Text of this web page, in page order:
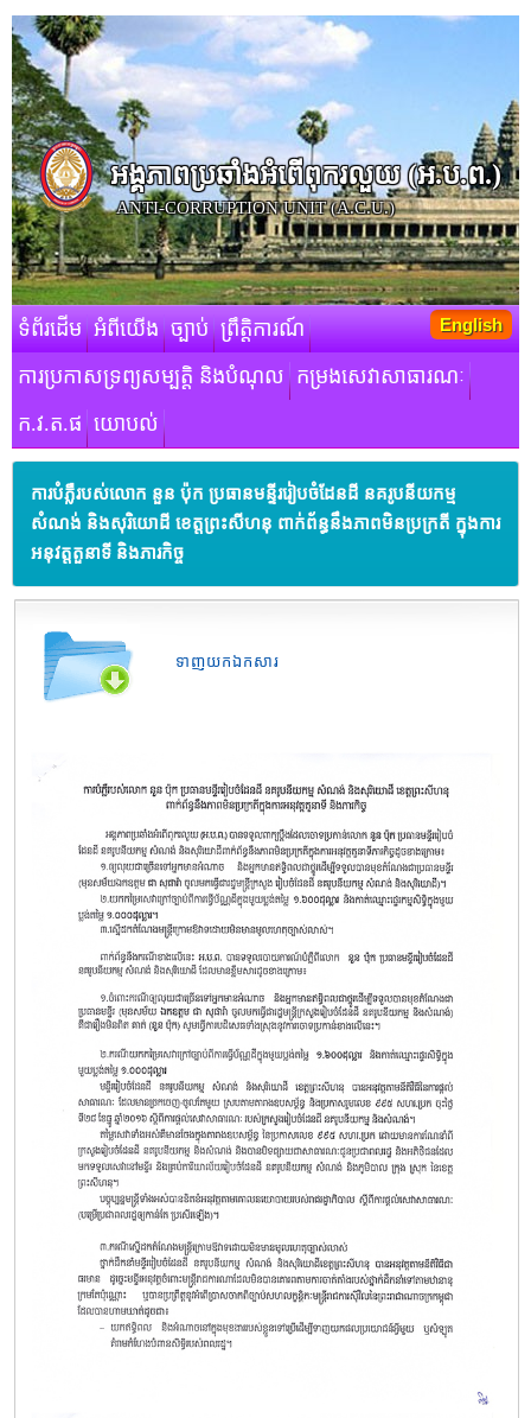
អង្គភាពប្រឆាំងអំពើពុករលួយ​ (អ.ប.ព.)
ANTI-CORRUPTION UNIT (A.C.U.)
ទំព័រដើម អំពីយើង ច្បាប់ ព្រឹត្តិការណ៍
ការប្រកាសទ្រព្យសម្បត្តិ និងបំណុល កម្រងសេវាសាធារណៈ
ក.វ.ត.ផ យោបល់
English
ការបំភ្លឺរបស់លោក នួន ប៉ុក ប្រធានមន្ទីររៀបចំដែនដី នគរូបនីយកម្ម
សំណង់ និងសុរិយោដី ខេត្តព្រះសីហនុ ពាក់ព័ន្ធនឹងភាពមិនប្រក្រតី ក្នុងការ
អនុវត្តតួនាទី និងភារកិច្ច
ទាញយកឯកសារ